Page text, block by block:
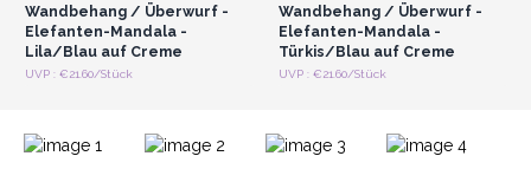
Wandbehang / Überwurf -
Elefanten-Mandala -
Lila/Blau auf Creme
UVP : €21.60/Stück
Wandbehang / Überwurf -
Elefanten-Mandala -
Türkis/Blau auf Creme
UVP : €21.60/Stück